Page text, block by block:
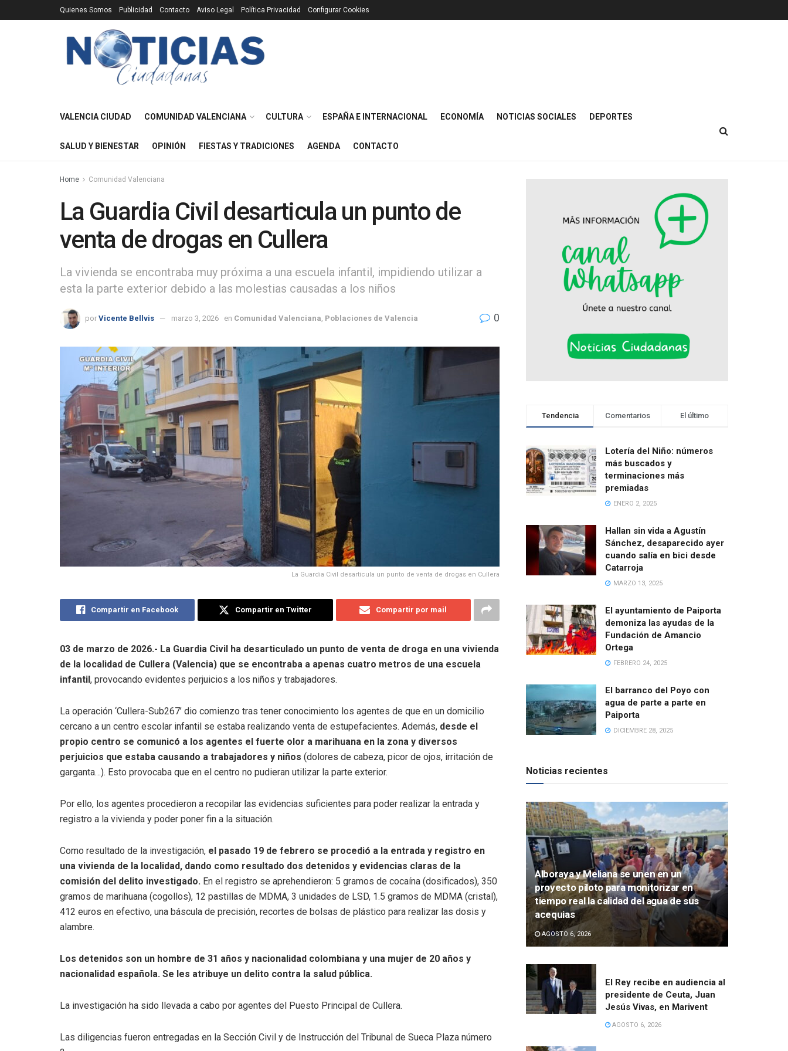
Quienes Somos Publicidad Contacto Aviso Legal Política Privacidad Configurar Cookies
VALENCIA CIUDAD COMUNIDAD VALENCIANA CULTURA ESPAÑA E INTERNACIONAL ECONOMÍA NOTICIAS SOCIALES DEPORTES
SALUD Y BIENESTAR OPINIÓN FIESTAS Y TRADICIONES AGENDA CONTACTO
Home Comunidad Valenciana
La Guardia Civil desarticula un punto de
venta de drogas en Cullera
La vivienda se encontraba muy próxima a una escuela infantil, impidiendo utilizar a
esta la parte exterior debido a las molestias causadas a los niños
por Vicente Bellvis marzo 3, 2026 en Comunidad Valenciana Poblaciones de Valencia 0
La Guardia Civil desarticula un punto de venta de drogas en Cullera
Compartir en Facebook Compartir en Twitter Compartir por mail
03 de marzo de 2026.- La Guardia Civil ha desarticulado un punto de venta de droga en una vivienda
de la localidad de Cullera (Valencia) que se encontraba a apenas cuatro metros de una escuela
infantil, provocando evidentes perjuicios a los niños y trabajadores.
La operación ‘Cullera-Sub267’ dio comienzo tras tener conocimiento los agentes de que en un domicilio
cercano a un centro escolar infantil se estaba realizando venta de estupefacientes. Además, desde el
propio centro se comunicó a los agentes el fuerte olor a marihuana en la zona y diversos
perjuicios que estaba causando a trabajadores y niños (dolores de cabeza, picor de ojos, irritación de
garganta…). Esto provocaba que en el centro no pudieran utilizar la parte exterior.
Por ello, los agentes procedieron a recopilar las evidencias suficientes para poder realizar la entrada y
registro a la vivienda y poder poner fin a la situación.
Como resultado de la investigación, el pasado 19 de febrero se procedió a la entrada y registro en
una vivienda de la localidad, dando como resultado dos detenidos y evidencias claras de la
comisión del delito investigado. En el registro se aprehendieron: 5 gramos de cocaína (dosificados), 350
gramos de marihuana (cogollos), 12 pastillas de MDMA, 3 unidades de LSD, 1.5 gramos de MDMA (cristal),
412 euros en efectivo, una báscula de precisión, recortes de bolsas de plástico para realizar las dosis y
alambre.
Los detenidos son un hombre de 31 años y nacionalidad colombiana y una mujer de 20 años y
nacionalidad española. Se les atribuye un delito contra la salud pública.
La investigación ha sido llevada a cabo por agentes del Puesto Principal de Cullera.
Las diligencias fueron entregadas en la Sección Civil y de Instrucción del Tribunal de Sueca Plaza número
Tendencia Comentarios El último
Lotería del Niño: números
más buscados y
terminaciones más
premiadas
ENERO 2, 2025
Hallan sin vida a Agustín
Sánchez, desaparecido ayer
cuando salía en bici desde
Catarroja
MARZO 13, 2025
El ayuntamiento de Paiporta
demoniza las ayudas de la
Fundación de Amancio
Ortega
FEBRERO 24, 2025
El barranco del Poyo con
agua de parte a parte en
Paiporta
DICIEMBRE 28, 2025
Noticias recientes
Alboraya y Meliana se unen en un
proyecto piloto para monitorizar en
tiempo real la calidad del agua de sus
acequias
AGOSTO 6, 2026
El Rey recibe en audiencia al
presidente de Ceuta, Juan
Jesús Vivas, en Marivent
AGOSTO 6, 2026